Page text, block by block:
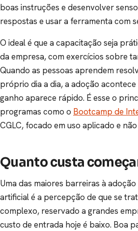
boas instruções e desenvolver
respostas e usar a ferramenta com
O ideal é que a capacitação seja
da empresa, com exercícios sobre
Quando as pessoas aprendem
próprio dia a dia, a adoção
ganho aparece rápido. É esse o
programas como o Bootcamp de
CGLC, focado em uso aplicado e
Quanto custa
Uma das maiores barreiras à
artificial é a percepção de que se
complexo, reservado a grandes
custo de entrada hoje é baixo. Boa